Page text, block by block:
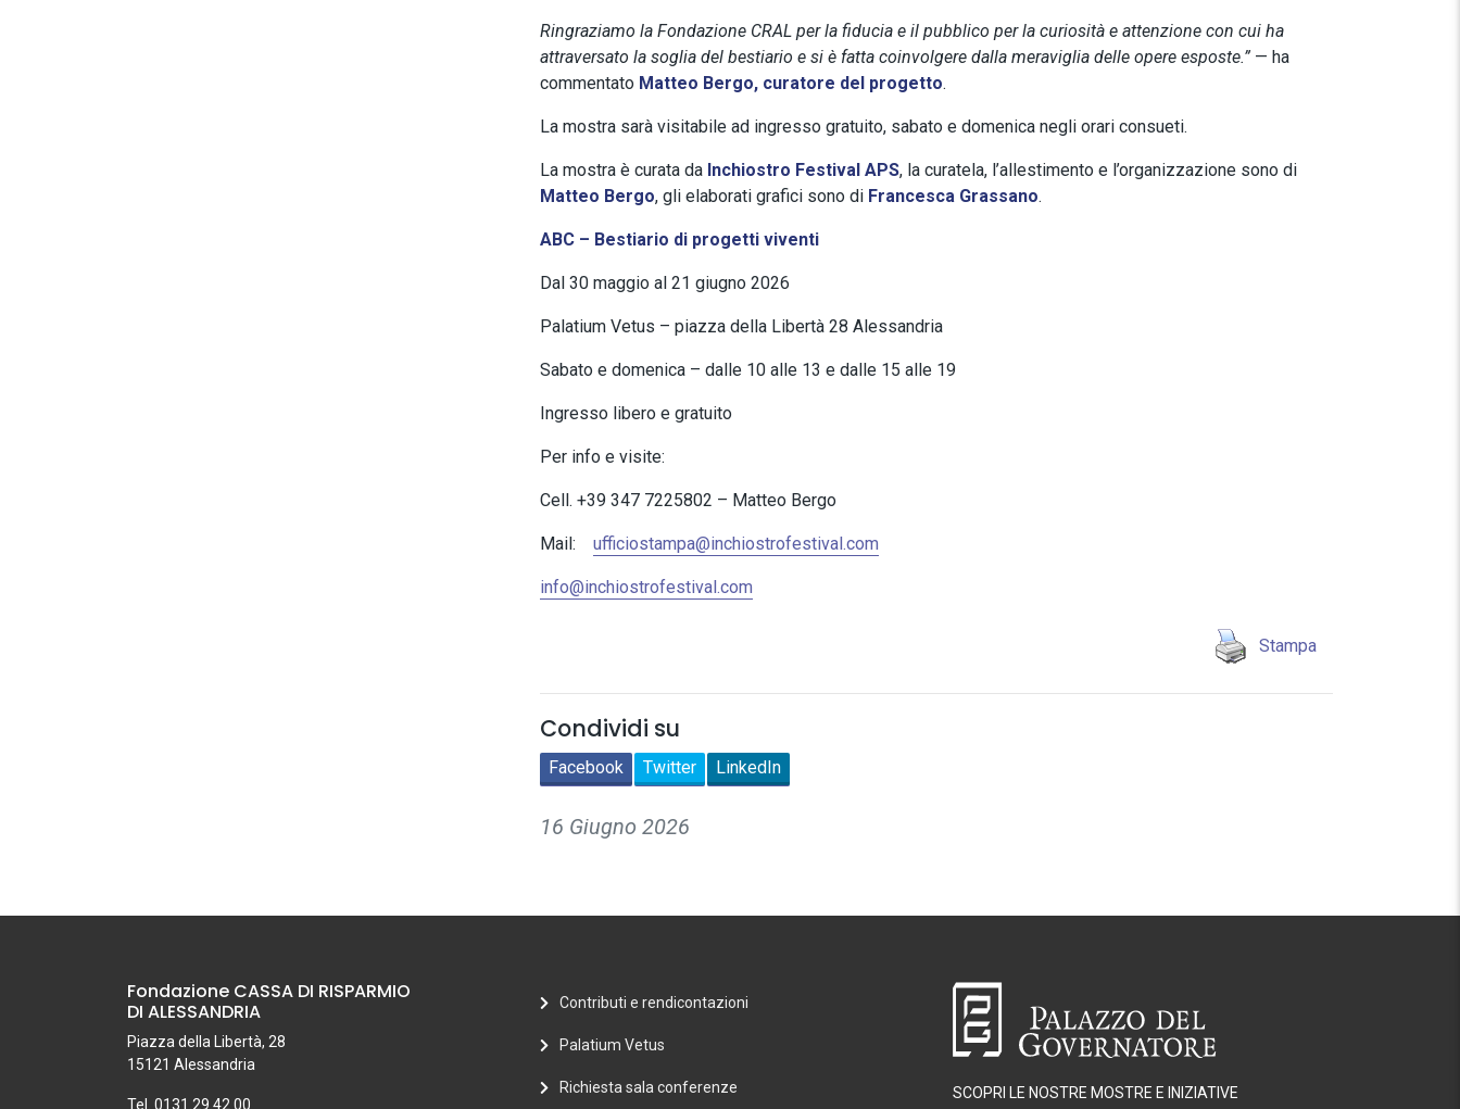
Ringraziamo la Fondazione CRAL per la fiducia e il pubblico per la curiosità e attenzione con cui ha
attraversato la soglia del bestiario e si è fatta coinvolgere dalla meraviglia delle opere esposte.” — ha
commentato Matteo Bergo, curatore del progetto.
La mostra sarà visitabile ad ingresso gratuito, sabato e domenica negli orari consueti.
La mostra è curata da Inchiostro Festival APS, la curatela, l’allestimento e l’organizzazione sono di
Matteo Bergo, gli elaborati grafici sono di Francesca Grassano.
ABC – Bestiario di progetti viventi
Dal 30 maggio al 21 giugno 2026
Palatium Vetus – piazza della Libertà 28 Alessandria
Sabato e domenica – dalle 10 alle 13 e dalle 15 alle 19
Ingresso libero e gratuito
Per info e visite:
Cell. +39 347 7225802 – Matteo Bergo
Mail: ufficiostampa@inchiostrofestival.com
info@inchiostrofestival.com
Stampa
Condividi su
Facebook Twitter LinkedIn
16 Giugno 2026
Fondazione CASSA DI RISPARMIO
DI ALESSANDRIA
Piazza della Libertà, 28
15121 Alessandria
Tel. 0131.29.42.00
Contributi e rendicontazioni
Palatium Vetus
Richiesta sala conferenze SCOPRI LE NOSTRE MOSTRE E INIZIATIVE